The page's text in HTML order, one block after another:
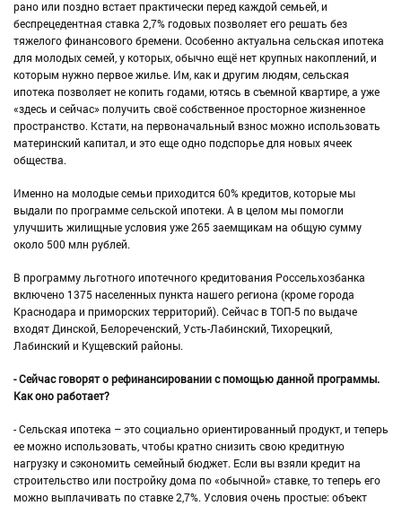
рано или поздно встает практически перед каждой семьей, и
беспрецедентная ставка 2,7% годовых позволяет его решать без
тяжелого финансового бремени. Особенно актуальна сельская ипотека
для молодых семей, у которых, обычно ещё нет крупных накоплений, и
которым нужно первое жилье. Им, как и другим людям, сельская
ипотека позволяет не копить годами, ютясь в съемной квартире, а уже
«здесь и сейчас» получить своё собственное просторное жизненное
пространство. Кстати, на первоначальный взнос можно использовать
материнский капитал, и это еще одно подспорье для новых ячеек
общества.
Именно на молодые семьи приходится 60% кредитов, которые мы
выдали по программе сельской ипотеки. А в целом мы помогли
улучшить жилищные условия уже 265 заемщикам на общую сумму
около 500 млн рублей.
В программу льготного ипотечного кредитования Россельхозбанка
включено 1375 населенных пункта нашего региона (кроме города
Краснодара и приморских территорий). Сейчас в ТОП-5 по выдаче
входят Динской, Белореченский, Усть-Лабинский, Тихорецкий,
Лабинский и Кущевский районы.
- Сейчас говорят о рефинансировании с помощью данной программы.
Как оно работает?
- Сельская ипотека – это социально ориентированный продукт, и теперь
ее можно использовать, чтобы кратно снизить свою кредитную
нагрузку и сэкономить семейный бюджет. Если вы взяли кредит на
строительство или постройку дома по «обычной» ставке, то теперь его
можно выплачивать по ставке 2,7%. Условия очень простые: объект